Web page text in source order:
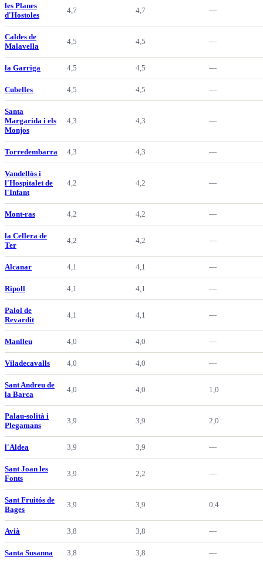
les Planes
d'Hostoles
4,7 4,7 —
Caldes de
Malavella
4,5 4,5 —
la Garriga 4,5 4,5 —
Cubelles 4,5 4,5 —
Santa
Margarida i els
Monjos
4,3 4,3 —
Torredembarra 4,3 4,3 —
Vandellòs i
l'Hospitalet de
l'Infant
4,2 4,2 —
Mont-ras 4,2 4,2 —
la Cellera de
Ter
4,2 4,2 —
Alcanar 4,1 4,1 —
Ripoll 4,1 4,1 —
Palol de
Revardit
4,1 4,1 —
Manlleu 4,0 4,0 —
Viladecavalls 4,0 4,0 —
Sant Andreu de
la Barca
4,0 4,0 1,0
Palau-solità i
Plegamans
3,9 3,9 2,0
l'Aldea 3,9 3,9 —
Sant Joan les
Fonts
3,9 2,2 —
Sant Fruitós de
Bages
3,9 3,9 0,4
Avià 3,8 3,8 —
Santa Susanna 3,8 3,8 —